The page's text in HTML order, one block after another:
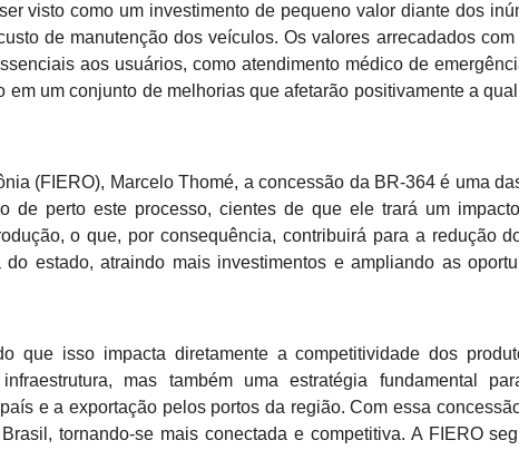
visto como um investimento de pequeno valor diante dos
de manutenção dos veículos. Os valores arrecadados
aos usuários, como atendimento médico de
um conjunto de melhorias que afetarão positivamente a
(FIERO), Marcelo Thomé, a concessão da BR-364 é uma
de perto este processo, cientes de que ele trará um
o que, por consequência, contribuirá para a redução
estado, atraindo mais investimentos e ampliando as
que isso impacta diretamente a competitividade dos
mas também uma estratégia fundamental
e a exportação pelos portos da região. Com essa
tornando-se mais conectada e competitiva. A FIERO